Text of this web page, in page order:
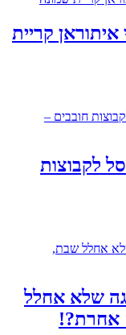
איתוראן קריית
לקבוצות
שלא אחלל
אחרת?!